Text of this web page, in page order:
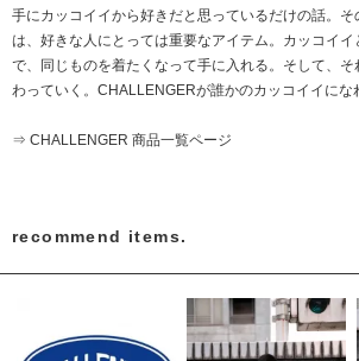
手にカッコイイから好きだと思っているだけの話。
は、好きな人にとっては重要なアイテム。カッコイ
で、同じものを着たくなって手に入れる。そして、
わっていく。CHALLENGERが誰かのカッコイイにな
⇒ CHALLENGER 商品一覧ページ
recommend items.